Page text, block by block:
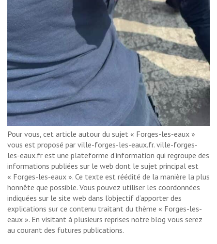
Pour vous, cet article autour du sujet « Forges-les-eaux »
vous est proposé par ville-forges-les-eaux.fr. ville-forges-
les-eaux.fr est une plateforme d’information qui regroupe des
informations publiées sur le web dont le sujet principal est
« Forges-les-eaux ». Ce texte est réédité de la manière la plus
honnête que possible. Vous pouvez utiliser les coordonnées
indiquées sur le site web dans l’objectif d’apporter des
explications sur ce contenu traitant du thème « Forges-les-
eaux ». En visitant à plusieurs reprises notre blog vous serez
au courant des futures publications.